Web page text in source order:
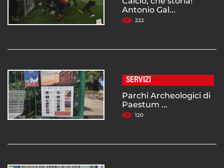
Antonio Gal...
222
SERVIZI
Parchi Archeologici di
Paestum ...
120